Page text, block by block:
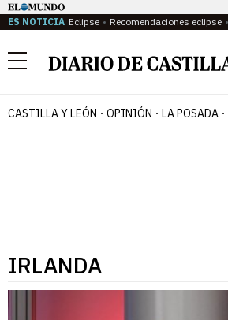
ES NOTICIA Eclipse Recomendaciones eclipse
Menú
CASTILLA Y LEÓN OPINIÓN LA POSADA
IRLANDA